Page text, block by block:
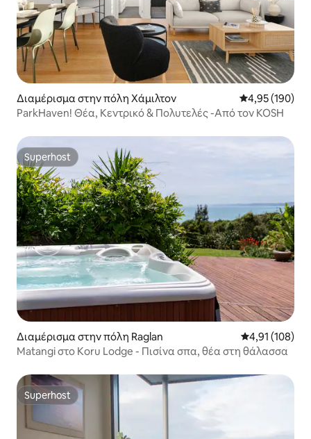
Διαμέρισμα στην πόλη Χάμιλτον Μέση
4,95 (190)
ParkHaven! Θέα, Κεντρικό & Πολυτελές -Από τον KOSH
Superhost
Superhost
Διαμέρισμα στην πόλη Raglan Μέση
4,91 (108)
Matangi στο Koru Lodge - Πισίνα σπα, θέα στη θάλασσα
Superhost
Superhost